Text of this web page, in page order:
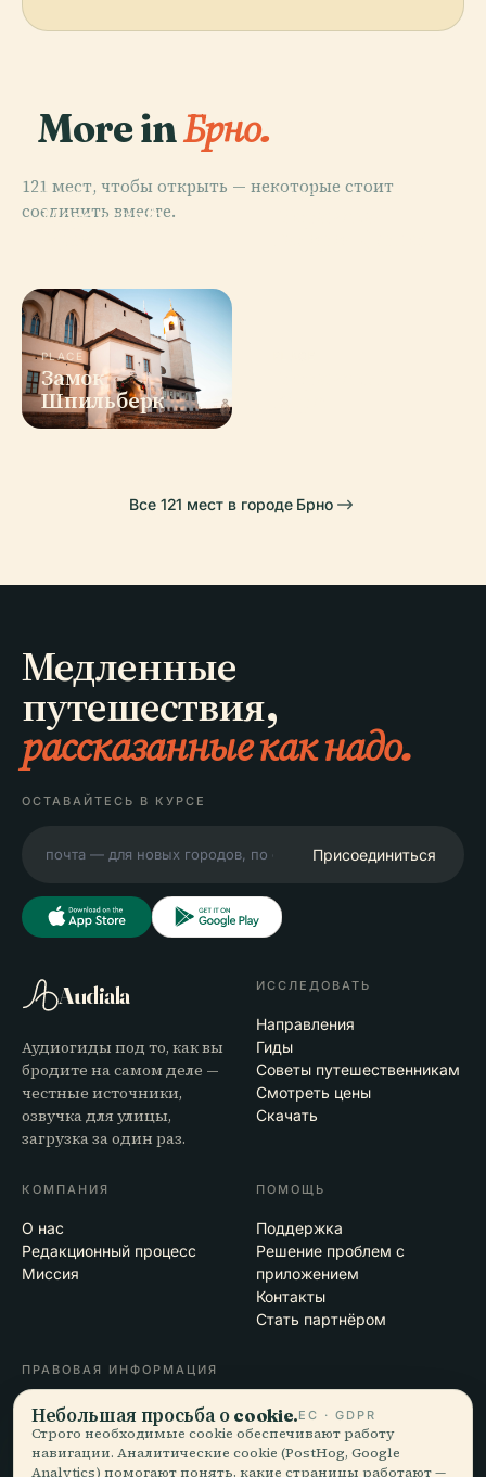
More inБрно.
121 мест, чтобы открыть — некоторые стоит
соединить вместе.
PLACE
Моравский
PLACE
PLACE
Замок
Шпильберк
Все 121 мест в городе Брно
Медленные
путешествия,
рассказанные как надо.
ОСТАВАЙТЕСЬ В КУРСЕ
Присоединиться
Audiala
Аудиогиды под то, как вы
бродите на самом деле —
честные источники,
озвучка для улицы,
загрузка за один раз.
ИССЛЕДОВАТЬ
Направления
Гиды
Советы путешественникам
Смотреть цены
Скачать
КОМПАНИЯ
О нас
Редакционный процесс
Миссия
ПОМОЩЬ
Поддержка
Решение проблем с
приложением
Контакты
Стать партнёром
ПРАВОВАЯ ИНФОРМАЦИЯ
Конфиденциальность
Условия
Настройки cookie
Небольшая просьба о cookie.ЕС · GDPR
Строго необходимые cookie обеспечивают работу
навигации. Аналитические cookie (PostHog, Google
Analytics) помогают понять, какие страницы работают —